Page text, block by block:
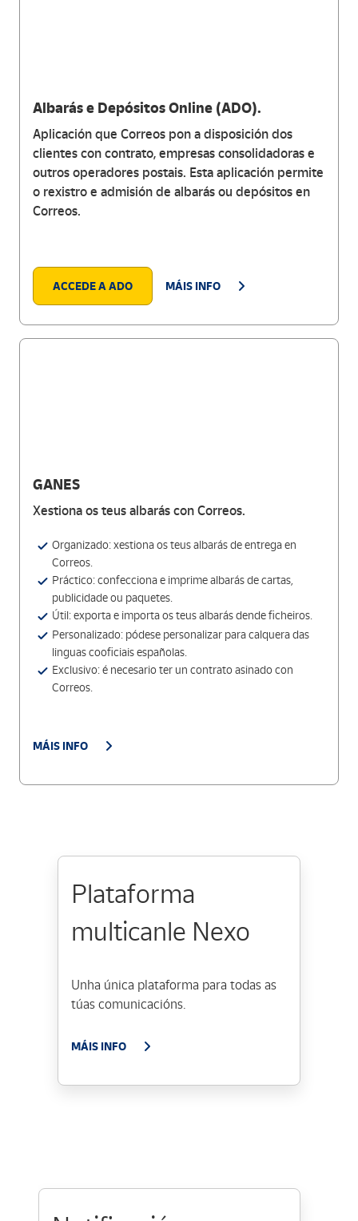
Albarás e Depósitos Online (ADO).
Aplicación que Correos pon a disposición dos
clientes con contrato, empresas consolidadoras e
outros operadores postais. Esta aplicación permite
o rexistro e admisión de albarás ou depósitos en
Correos.
ACCEDE A ADO MÁIS INFO
GANES
Xestiona os teus albarás con Correos.
Organizado: xestiona os teus albarás de entrega en
Correos.
Práctico: confecciona e imprime albarás de cartas,
publicidade ou paquetes.
Útil: exporta e importa os teus albarás dende ficheiros.
Personalizado: pódese personalizar para calquera das
linguas cooficiais españolas.
Exclusivo: é necesario ter un contrato asinado con
Correos.
MÁIS INFO
Plataforma
multicanle Nexo
Unha única plataforma para todas as
túas comunicacións.
MÁIS INFO